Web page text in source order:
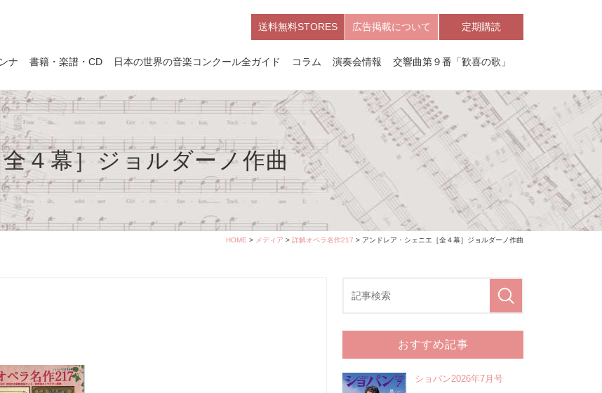
送料無料STORES 広告掲載について 定期購読
ナ 書籍・楽譜・CD 日本の世界の音楽コンクール全ガイド コラム 演奏会情報 交響曲第９番「歓喜の歌」
４幕］ジョルダーノ作曲
HOME > メディア > 詳解オペラ名作217 > アンドレア・シェニエ［全４幕］ジョルダーノ作曲
おすすめ記事
ショパン2026年7月号